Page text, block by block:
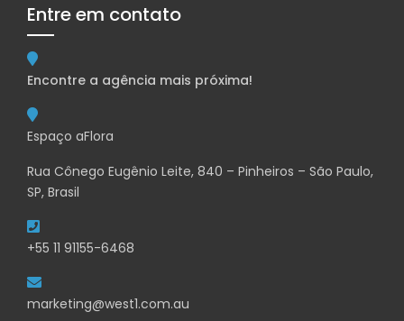
Entre em contato
Encontre a agência mais próxima!
Espaço aFlora
Rua Cônego Eugênio Leite, 840 – Pinheiros – São Paulo,
SP, Brasil
+55 11 91155-6468
marketing@west1.com.au